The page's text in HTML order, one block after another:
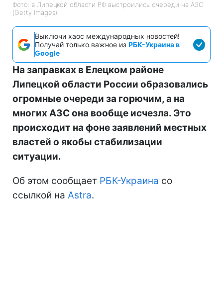
Фото: в Липецкой области РФ выстроились очереди на АЗС
(Getty Images)
Выключи хаос международных новостей!
Получай только важное из РБК-Украина в
Google
На заправках в Елецком районе
Липецкой области России образовались
огромные очереди за горючим, а на
многих АЗС она вообще исчезла. Это
происходит на фоне заявлений местных
властей о якобы стабилизации
ситуации.
Об этом сообщает РБК-Украина со
ссылкой на Astra.